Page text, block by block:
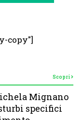
copy"]
Scopri
Mignano
specifici